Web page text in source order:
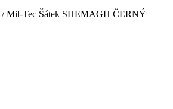
/ Mil-Tec Šátek SHEMAGH ČERNÝ